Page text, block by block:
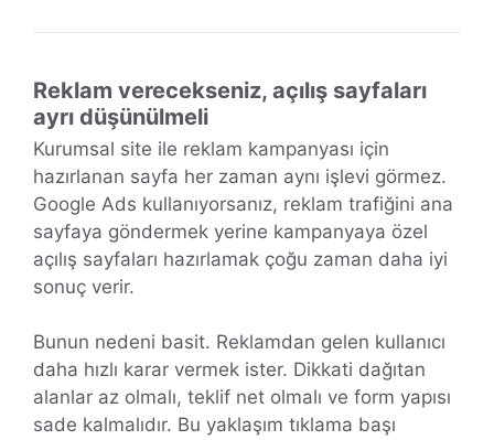
Reklam verecekseniz, açılış sayfaları
ayrı düşünülmeli
Kurumsal site ile reklam kampanyası için
hazırlanan sayfa her zaman aynı işlevi görmez.
Google Ads kullanıyorsanız, reklam trafiğini ana
sayfaya göndermek yerine kampanyaya özel
açılış sayfaları hazırlamak çoğu zaman daha iyi
sonuç verir.
Bunun nedeni basit. Reklamdan gelen kullanıcı
daha hızlı karar vermek ister. Dikkati dağıtan
alanlar az olmalı, teklif net olmalı ve form yapısı
sade kalmalıdır. Bu yaklaşım tıklama başı